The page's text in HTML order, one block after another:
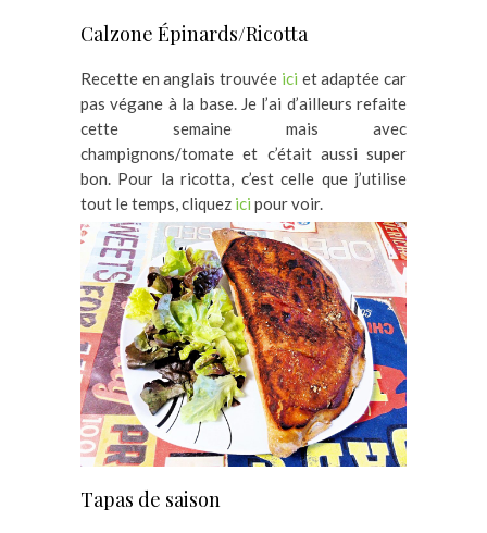
Calzone Épinards/Ricotta
Recette en anglais trouvée ici et adaptée car
pas végane à la base. Je l’ai d’ailleurs refaite
cette semaine mais avec
champignons/tomate et c’était aussi super
bon. Pour la ricotta, c’est celle que j’utilise
tout le temps, cliquez ici pour voir.
Tapas de saison